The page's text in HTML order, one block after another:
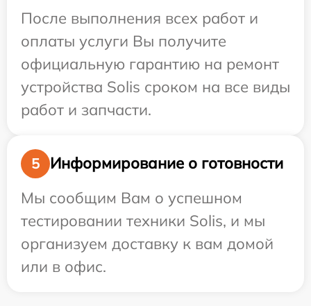
После выполнения всех работ и
оплаты услуги Вы получите
официальную гарантию на ремонт
устройства Solis сроком на все виды
работ и запчасти.
5
Информирование о готовности
Мы сообщим Вам о успешном
тестировании техники Solis, и мы
организуем доставку к вам домой
или в офис.